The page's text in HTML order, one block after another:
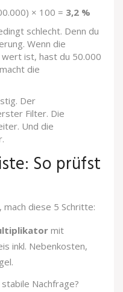
× 100 = 3,2 %
schlecht. Denn du
Wenn die
wert ist, hast du 50.000
die
Der
Filter. Die
Und die
So prüfst
diese 5 Schritte:
mit
inkl. Nebenkosten,
Nachfrage?